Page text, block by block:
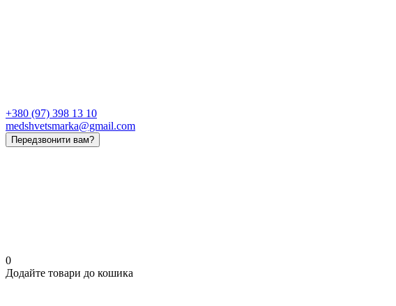
+380 (97) 398 13 10
medshvetsmarka@gmail.com
Передзвонити вам?
0
Додайте товари до кошика